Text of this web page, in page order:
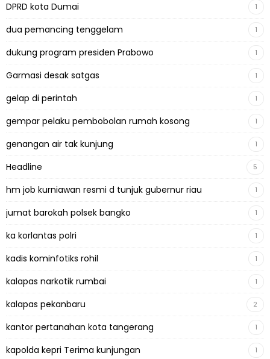
DPRD kota Dumai 1
dua pemancing tenggelam 1
dukung program presiden Prabowo 1
Garmasi desak satgas 1
gelap di perintah 1
gempar pelaku pembobolan rumah kosong 1
genangan air tak kunjung 1
Headline 5
hm job kurniawan resmi d tunjuk gubernur riau 1
jumat barokah polsek bangko 1
ka korlantas polri 1
kadis kominfotiks rohil 1
kalapas narkotik rumbai 1
kalapas pekanbaru 2
kantor pertanahan kota tangerang 1
kapolda kepri Terima kunjungan 1